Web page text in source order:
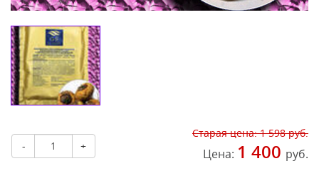
- +
Старая цена:1 598 руб.
Цена: 1 400 руб.